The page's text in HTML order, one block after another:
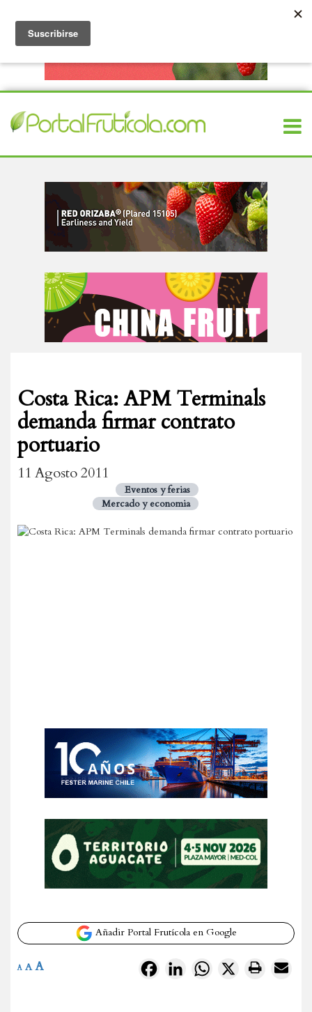
Costa Rica: APM Terminals
demanda firmar contrato
portuario
11 Agosto 2011
Eventos y ferias
Mercado y economia
Añadir Portal Frutícola en Google
FacebookLinkedInWhatsApp
X
A A A